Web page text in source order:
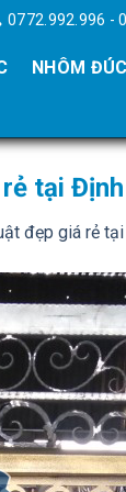
0772.992.996 -
NHÔM
tại
đẹp giá rẻ